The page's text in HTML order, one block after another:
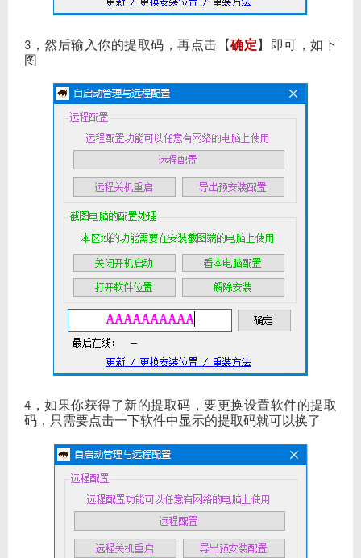
3 ，然后输入你的提取码，再点击【确定 】即可，如下
图
4 ，如果你获得了新的提取码，要更换设置软件的提取
码，只需要点击一下软件中显示的提取码就可以换了